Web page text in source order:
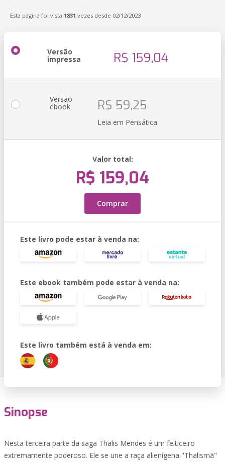
Esta página foi vista 1831 vezes desde 02/12/2023
Versão
impressa R$ 159,04
Versão
ebook R$ 59,25
Leia em Pensática
Valor total:
R$ 159,04
Comprar
Este livro pode estar à venda na:
Este ebook também pode estar à venda na:
Este livro também está à venda em:
Sinopse
Nesta terceira parte da saga Thalis Mendes é um feiticeiro
extremamente poderoso. Ele se une a raça alienígena "Thalismã"